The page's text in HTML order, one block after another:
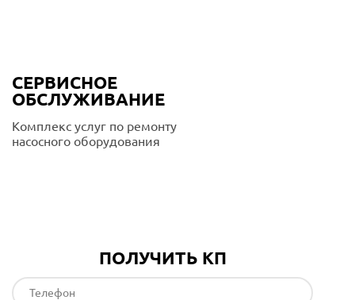
СЕРВИСНОЕ
ОБСЛУЖИВАНИЕ
Комплекс услуг по ремонту
насосного оборудования
ПОЛУЧИТЬ КП